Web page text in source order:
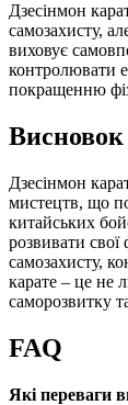
Дзесінмон
самозахисту,
виховує
контролювати
покращенню
Висновок
Дзесінмон
мистецтв, що
китайських
розвивати свої
самозахисту,
карате – це не
саморозвитку
FAQ
Які переваги